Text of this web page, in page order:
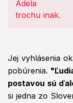
Jej vyhlásenia
pobúrenia.
postavou sú
si jedna zo